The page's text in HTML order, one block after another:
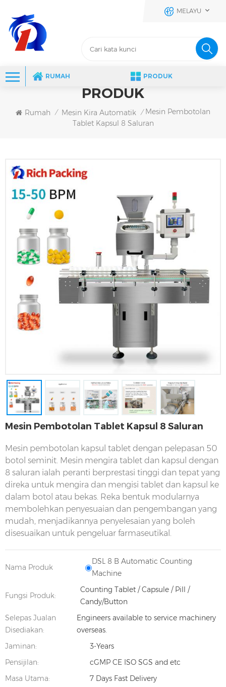
MELAYU
RUMAH PRODUK
PRODUK
Rumah / Mesin Kira Automatik / Mesin Pembotolan
Tablet Kapsul 8 Saluran
Mesin Pembotolan Tablet Kapsul 8 Saluran
Mesin pembotolan kapsul tablet dengan pelepasan 50
botol seminit. Mesin mengira tablet dan kapsul dengan
8 saluran ialah peranti berprestasi tinggi dan tepat yang
direka untuk mengira dan mengisi tablet dan kapsul ke
dalam botol atau bekas. Reka bentuk modularnya
membolehkan penyesuaian dan pengembangan yang
mudah, menjadikannya penyelesaian yang boleh
disesuaikan untuk pengeluar farmaseutikal.
Nama Produk
DSL 8 B Automatic Counting
Machine
Fungsi Produk:
Counting Tablet / Capsule / Pill /
Candy/Button
Selepas Jualan
Disediakan:
Engineers available to service machinery
overseas.
Jaminan:
3-Years
Pensijilan:
cGMP CE ISO SGS and etc
Masa Utama:
7 Days Fast Delivery